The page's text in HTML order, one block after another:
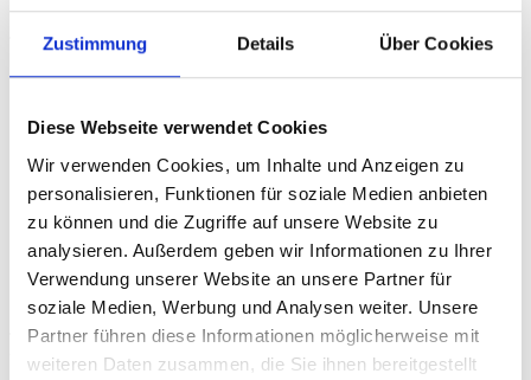
Zustimmung Details Über Cookies
Diese Webseite verwendet Cookies
Wir verwenden Cookies, um Inhalte und Anzeigen zu
personalisieren, Funktionen für soziale Medien anbieten
zu können und die Zugriffe auf unsere Website zu
analysieren. Außerdem geben wir Informationen zu Ihrer
Verwendung unserer Website an unsere Partner für
soziale Medien, Werbung und Analysen weiter. Unsere
Partner führen diese Informationen möglicherweise mit
weiteren Daten zusammen, die Sie ihnen bereitgestellt
behinderte Menschen sein kann, wenn es für
Ich möchte hier kurz schreiben, warum ich
diese Vorlesungen gerne mache, auch wenn
man damit nicht reich wird. Meine Vision ist es
nach wie vor, dass
Barrierefreiheit/Accessebility in allen
technischen Bereichen zur